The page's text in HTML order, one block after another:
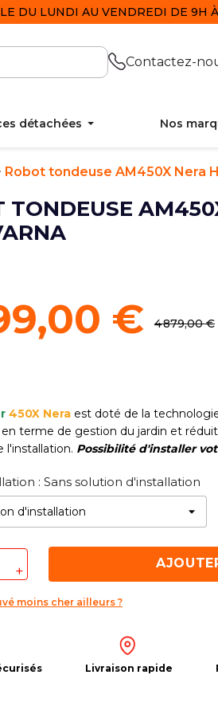
DU LUNDI AU VENDREDI DE 9H
Contactez-
détachées Nos
Robot tondeuse AM450X Nera
TONDEUSE
€ 4 879,00 €
450X Nera est doté de la
terme de gestion du jardin et
l'installation. Possibilité d'installer
: Sans solution d'installation
moins cher ailleurs ?
Livraison rapide